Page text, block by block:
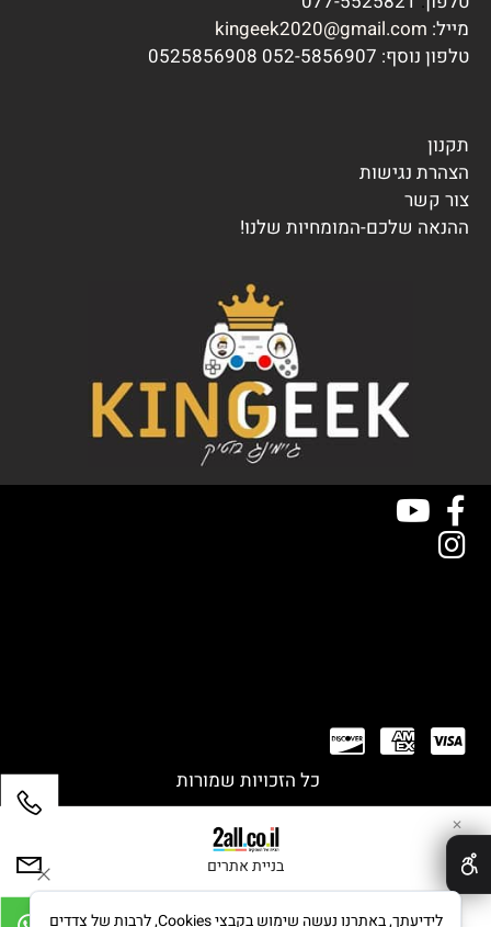
מייל: kingeek2020@gmail.com
טלפון נוסף:
052-5856907 0525856908
תקנון
הצהרת נגישות
צור קשר
ההנאה שלכם-המומחיות שלנו!
כל הזכויות שמורות
בניית אתרים
✕
לידיעתך, באתרנו נעשה שימוש בקבצי Cookies, לרבות של צדדים